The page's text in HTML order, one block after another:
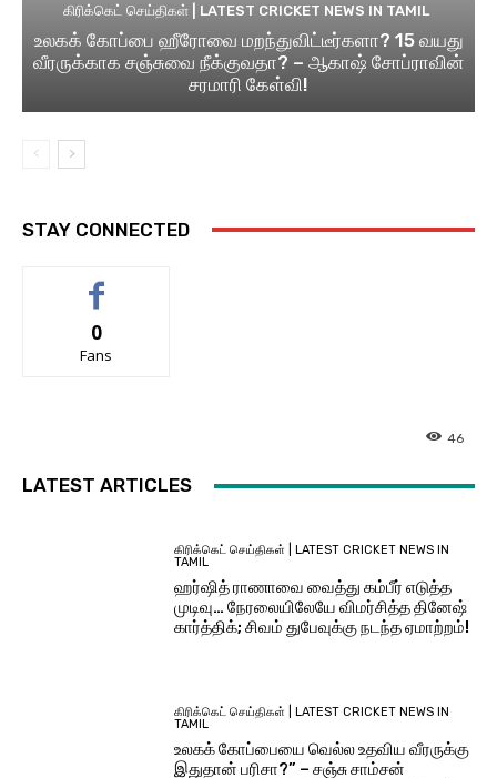
கிரிக்கெட் செய்திகள் | LATEST CRICKET NEWS IN TAMIL
உலகக் கோப்பை ஹீரோவை மறந்துவிட்டீர்களா? 15 வயது
வீரருக்காக சஞ்சுவை நீக்குவதா? – ஆகாஷ் சோப்ராவின்
சரமாரி கேள்வி!
STAY CONNECTED
0
Fans
46
LATEST ARTICLES
கிரிக்கெட் செய்திகள் | LATEST CRICKET NEWS IN
TAMIL
ஹர்ஷித் ராணாவை வைத்து கம்பீர் எடுத்த
முடிவு… நேரலையிலேயே விமர்சித்த தினேஷ்
கார்த்திக்; சிவம் துபேவுக்கு நடந்த ஏமாற்றம்!
கிரிக்கெட் செய்திகள் | LATEST CRICKET NEWS IN
TAMIL
உலகக் கோப்பையை வெல்ல உதவிய வீரருக்கு
இதுதான் பரிசா?” – சஞ்சு சாம்சன்